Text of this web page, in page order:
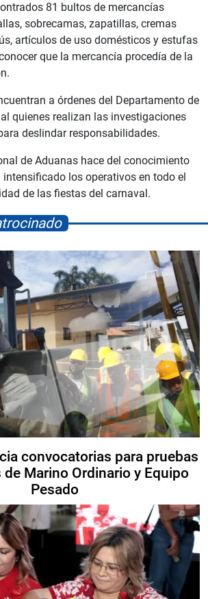
81 bultos de mercancías
sobrecamas, zapatillas, cremas
artículos de uso domésticos y estufas
que la mercancía procedía de la
a órdenes del Departamento de
quienes realizan las investigaciones
deslindar responsabilidades.
de Aduanas hace del conocimiento
los operativos en todo el
de las fiestas del carnaval.
convocatorias para pruebas
Marino Ordinario y Equipo
Pesado